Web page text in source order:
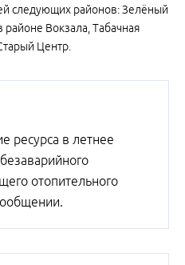
следующих районов: Зелёный
Вокзала, Табачная
Центр.
ресурса в летнее
отопительного